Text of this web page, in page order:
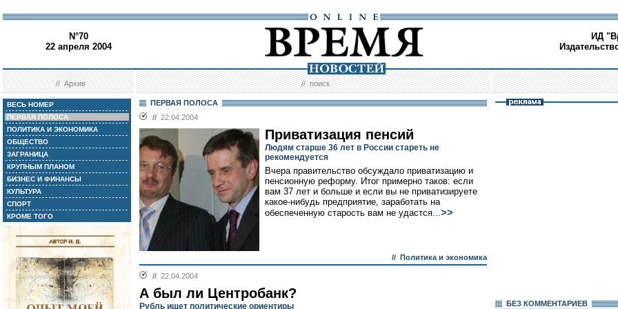
N°70
22 апреля 2004
ИД
//Архив //поиск
ВЕСЬ НОМЕР
ПЕРВАЯ ПОЛОСА
ПОЛИТИКА И ЭКОНОМИКА
ОБЩЕСТВО
ЗАГРАНИЦА
КРУПНЫМ ПЛАНОМ
БИЗНЕС И ФИНАНСЫ
КУЛЬТУРА
СПОРТ
КРОМЕ ТОГО
ПЕРВАЯ ПОЛОСА
// 22.04.2004
Приватизация пенсий
Людям старше 36 лет в России стареть не
рекомендуется
Вчера правительство обсуждало приватизацию и
пенсионную реформу. Итог примерно таков: если
вам 37 лет и больше и если вы не приватизируете
какое-нибудь предприятие, заработать на
обеспеченную старость вам не удастся...>>
// Политика и экономика
// 22.04.2004
А был ли Центробанк?
Рубль ищет политические ориентиры
БЕЗ КОМMЕНТАРИЕВ